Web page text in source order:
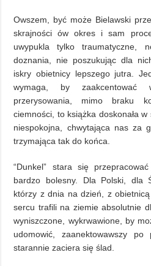
Owszem, być może Bielawski
skrajności ów okres i sam
uwypukla tylko traumatyczne,
doznania, nie poszukując dla
iskry obietnicy lepszego jutra.
wymaga, by
przerysowania, mimo braku
ciemności, to książka doskonała
niespokojna, chwytająca nas za
trzymająca tak do końca.
“Dunkel” stara się
bardzo bolesny. Dla Polski, dla
którzy z dnia na dzień, z
sercu trafili na ziemie absolutnie
wyniszczone, wykrwawione, by
udomowić, zaanektowawszy po
starannie zaciera się ślad.